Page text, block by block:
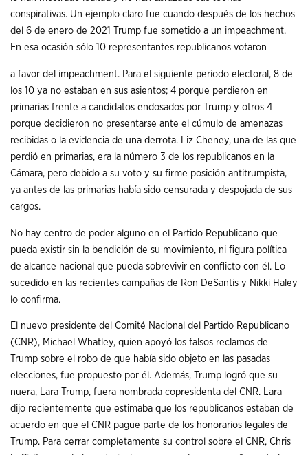
conspirativas. Un ejemplo claro fue cuando después de los hechos
del 6 de enero de 2021 Trump fue sometido a un impeachment.
En esa ocasión sólo 10 representantes republicanos votaron
a favor del impeachment. Para el siguiente período electoral, 8 de
los 10 ya no estaban en sus asientos; 4 porque perdieron en
primarias frente a candidatos endosados por Trump y otros 4
porque decidieron no presentarse ante el cúmulo de amenazas
recibidas o la evidencia de una derrota. Liz Cheney, una de las que
perdió en primarias, era la número 3 de los republicanos en la
Cámara, pero debido a su voto y su firme posición antitrumpista,
ya antes de las primarias había sido censurada y despojada de sus
cargos.
No hay centro de poder alguno en el Partido Republicano que
pueda existir sin la bendición de su movimiento, ni figura política
de alcance nacional que pueda sobrevivir en conflicto con él. Lo
sucedido en las recientes campañas de Ron DeSantis y Nikki Haley
lo confirma.
El nuevo presidente del Comité Nacional del Partido Republicano
(CNR), Michael Whatley, quien apoyó los falsos reclamos de
Trump sobre el robo de que había sido objeto en las pasadas
elecciones, fue propuesto por él. Además, Trump logró que su
nuera, Lara Trump, fuera nombrada copresidenta del CNR. Lara
dijo recientemente que estimaba que los republicanos estaban de
acuerdo en que el CNR pague parte de los honorarios legales de
Trump. Para cerrar completamente su control sobre el CNR, Chris